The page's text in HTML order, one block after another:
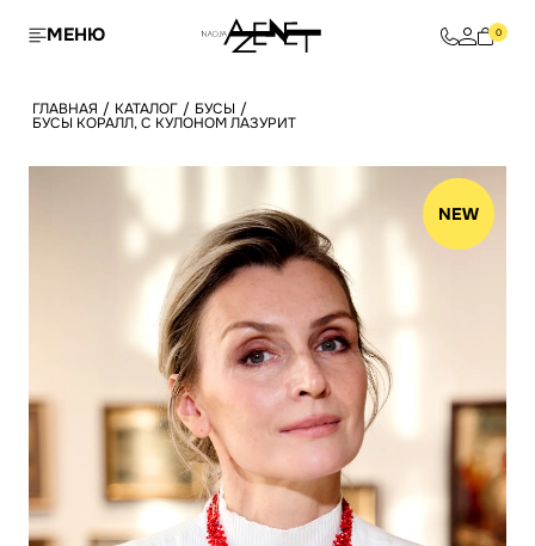
МЕНЮ 0
ГЛАВНАЯ / КАТАЛОГ / БУСЫ /
БУСЫ КОРАЛЛ, С КУЛОНОМ ЛАЗУРИТ
NEW